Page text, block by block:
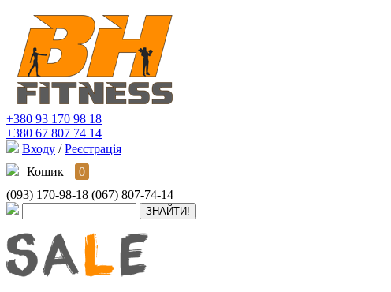
+380 93 170 98 18
+380 67 807 74 14
Входу / Реєстрація
Кошик
0
(093) 170-98-18 (067) 807-74-14